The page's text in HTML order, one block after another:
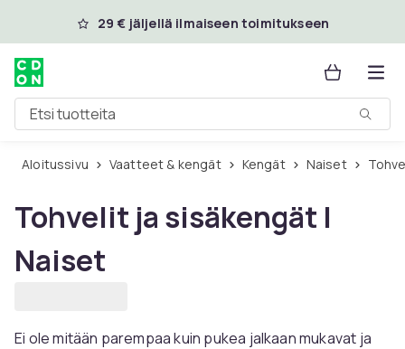
Ohita ja siirry pääsisältöön
29 € jäljellä ilmaiseen toimitukseen
Etsi tuotteita
Aloitussivu Vaatteet & kengät Kengät Naiset
Tohvelit ja sisäkengät |
Naiset
Ei ole mitään parempaa kuin pukea jalkaan mukavat ja